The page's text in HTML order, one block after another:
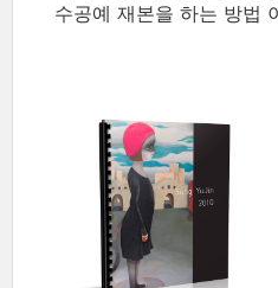
수공예 재본을 하는 방법